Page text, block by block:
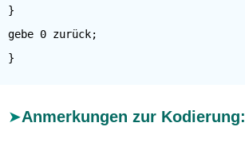
}
gebe 0 zurück;
Anmerkungen zur Kodierung: